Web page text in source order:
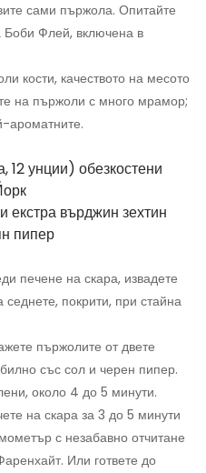
сами пържола. Опитайте
Боби Флей, включена в
кости, качеството на месото
на пържоли с много мрамор;
ароматните.
12 унции) обезкостени
екстра върджин зехтин
пипер
печене на скара, извадете
покрити, при стайна
пържолите от двете
със сол и черен пипер.
около 4 до 5 минути.
на скара за 3 до 5 минути
с незабавно отчитане
Или гответе до